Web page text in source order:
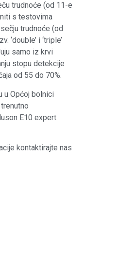
trudnoće (od 11-e
s testovima
trudnoće (od
‘double’ i ‘triple’
samo iz krvi
stopu detekcije
od 55 do 70%.
u Općoj bolnici
E10 expert
kontaktirajte nas